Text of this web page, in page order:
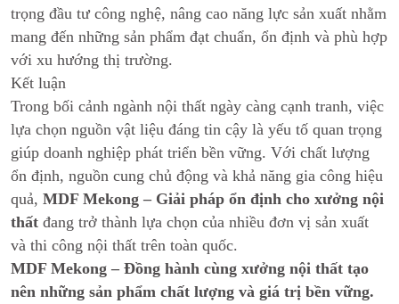
trọng đầu tư công nghệ, nâng cao năng lực sản xuất nhằm
mang đến những sản phẩm đạt chuẩn, ổn định và phù hợp
với xu hướng thị trường.
Kết luận
Trong bối cảnh ngành nội thất ngày càng cạnh tranh, việc
lựa chọn nguồn vật liệu đáng tin cậy là yếu tố quan trọng
giúp doanh nghiệp phát triển bền vững. Với chất lượng
ổn định, nguồn cung chủ động và khả năng gia công hiệu
quả, MDF Mekong – Giải pháp ổn định cho xưởng nội
thất đang trở thành lựa chọn của nhiều đơn vị sản xuất
và thi công nội thất trên toàn quốc.
MDF Mekong – Đồng hành cùng xưởng nội thất tạo
nên những sản phẩm chất lượng và giá trị bền vững.